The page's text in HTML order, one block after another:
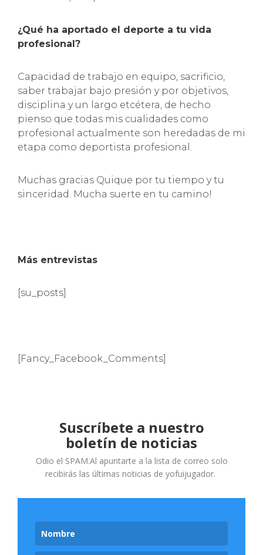
¿Qué ha aportado el deporte a tu vida
profesional?
Capacidad de trabajo en equipo, sacrificio,
saber trabajar bajo presión y por objetivos,
disciplina y un largo etcétera, de hecho
pienso que todas mis cualidades como
profesional actualmente son heredadas de mi
etapa como deportista profesional.
Muchas gracias Quique por tu tiempo y tu
sinceridad. Mucha suerte en tu camino!
Más entrevistas
[su_posts]
[Fancy_Facebook_Comments]
Suscríbete a nuestro
boletín de noticias
Odio el SPAM.Al apuntarte a la lista de correo solo
recibirás las últimas noticias de yofuijugador.